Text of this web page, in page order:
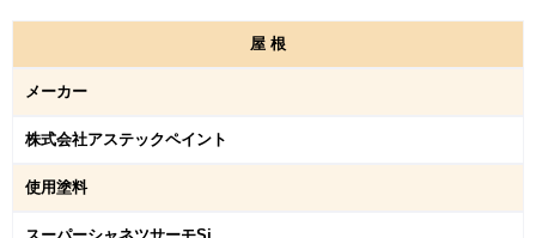
屋 根
メーカー
株式会社アステックペイント
使用塗料